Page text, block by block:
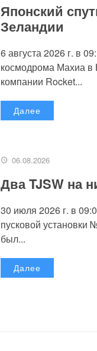
Японский
Зеландии
6 августа 2026 г. в
космодрома Махиа
компании Rocket...
Далее
06.08.2026
Два TJSW на
30 июля 2026 г. в
пусковой установки
был...
Далее